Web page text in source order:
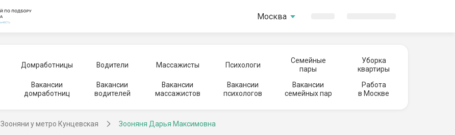
Москва
Домработницы Водители Массажисты Психологи
Семейные
пары
Уборка
квартиры
Вакансии
домработниц
Вакансии
водителей
Вакансии
массажистов
Вакансии
психологов
Вакансии
семейных пар
Работа
в Москве
Зооняни у метро Кунцевская Зооняня Дарья Максимовна